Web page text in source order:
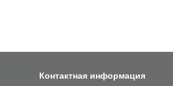
Контактная информация